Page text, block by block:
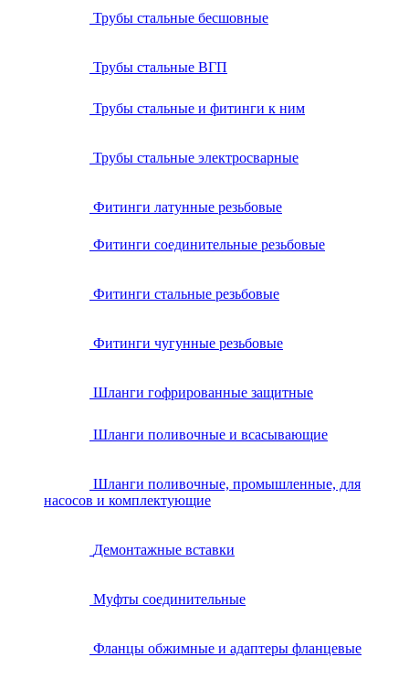
Трубы стальные бесшовные
Трубы стальные ВГП
Трубы стальные и фитинги к ним
Трубы стальные электросварные
Фитинги латунные резьбовые
Фитинги соединительные резьбовые
Фитинги стальные резьбовые
Фитинги чугунные резьбовые
Шланги гофрированные защитные
Шланги поливочные и всасывающие
Шланги поливочные, промышленные, для
насосов и комплектующие
Демонтажные вставки
Муфты соединительные
Фланцы обжимные и адаптеры фланцевые